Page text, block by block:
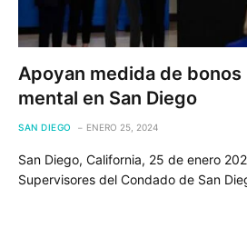
Apoyan medida de bonos
mental en San Diego
SAN DIEGO ENERO 25, 2024
San Diego, California, 25 de enero
Supervisores del Condado de San